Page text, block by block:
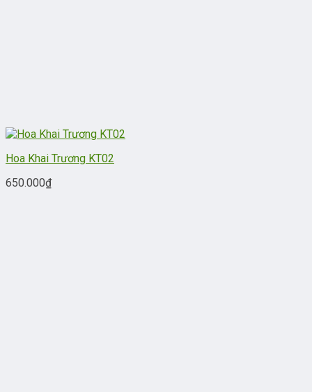
Hoa Khai Trương KT02
650.000₫